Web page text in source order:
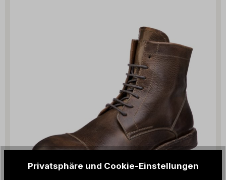
Privatsphäre und Cookie-Einstellungen